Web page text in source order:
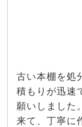
古い本棚を処
積もりが迅速
願いしました
来て、丁寧に